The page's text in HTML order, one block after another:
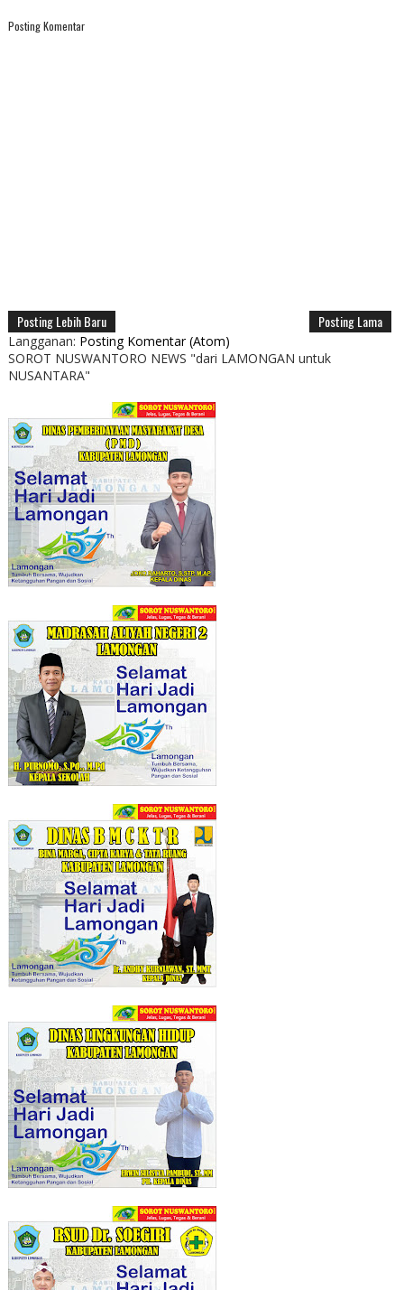
Posting Komentar
Posting Lebih Baru Posting Lama
Langganan: Posting Komentar (Atom)
SOROT NUSWANTORO NEWS "dari LAMONGAN untuk
NUSANTARA"